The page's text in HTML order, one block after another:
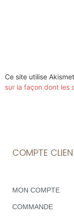
Ce site utilise
sur la façon dont les
COMPTE
MON COMPTE
COMMANDE